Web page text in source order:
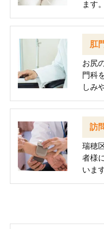
ます
肛
お尻
門科
しみ
訪
瑞穂
者様
いま